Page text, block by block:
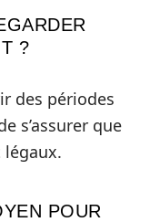
?
des périodes
s’assurer que
légaux.
POUR